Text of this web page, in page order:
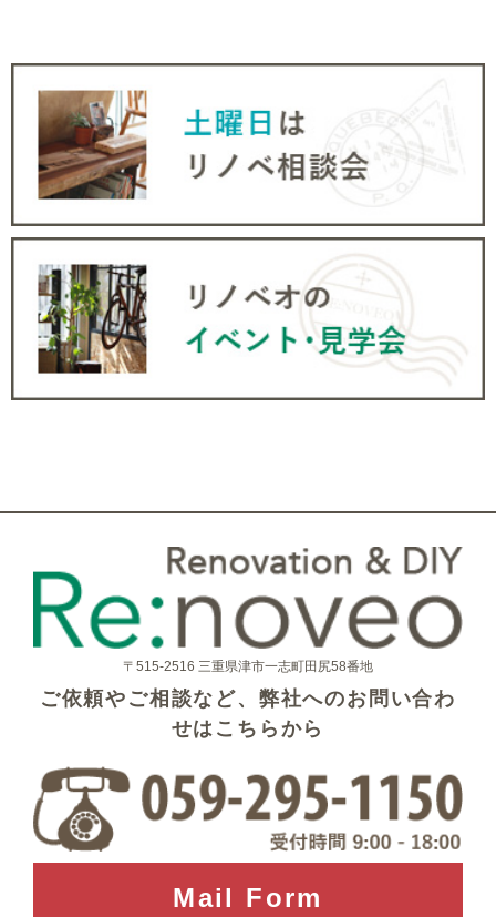
〒515-2516 三重県津市一志町田尻58番地
ご依頼やご相談など、弊社へのお問い合わ
せはこちらから
Mail Form